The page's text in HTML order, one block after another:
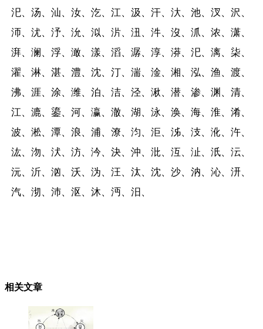
汜、汤、汕、汝、汔、江、汲、汗、汏、池、汊、沢、
沞、沋、汿、沇、泤、沜、沑、汼、沒、沠、浓、潇、
湃、澜、浮、澉、漾、滔、潺、淳、漭、汜、漓、柒、
濯、淋、湛、澧、沈、汀、湍、淦、湘、泓、渔、渡、
沸、涯、涂、潍、泊、洁、泾、湫、潜、渗、渊、清、
江、漉、鎏、河、瀛、澈、湖、泳、涣、海、淮、淆、
波、淞、潭、浪、浦、潦、汮、洰、泲、汥、沎、汻、
汯、沕、汱、汸、汵、決、沖、沘、沍、沚、汦、沄、
沅、沂、汹、沃、沩、汪、汰、沈、沙、汭、沁、汧、
汽、沏、沛、沤、沐、沔、汨、
相关文章